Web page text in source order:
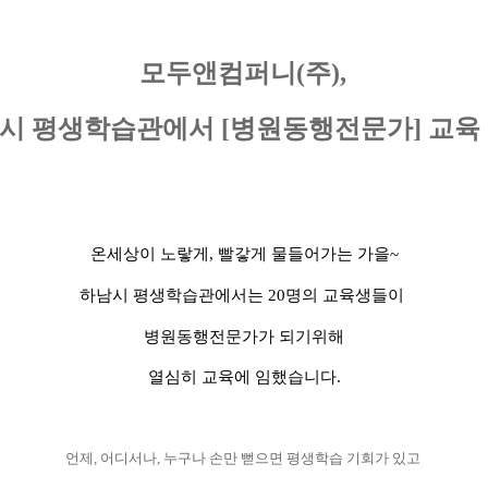
모두앤컴퍼니 (주),
평생학습관에서 [병원동행전문가] 교육
온세상이 노랗게, 빨갛게 물들어가는 가을~
하남시 평생학습관에서는 20명의 교육생들이
병원동행전문가가 되기위해
열심히 교육에 임했습니다.
언제 어디서나, 누구나 손만 뻗으면 평생학습 기회가 있고